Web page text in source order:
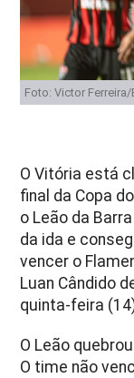
Foto: Victor Ferreira/
O Vitória está
final da Copa
o Leão da
da ida e
vencer o
Luan Cândido
quinta-feira
O Leão
O time não